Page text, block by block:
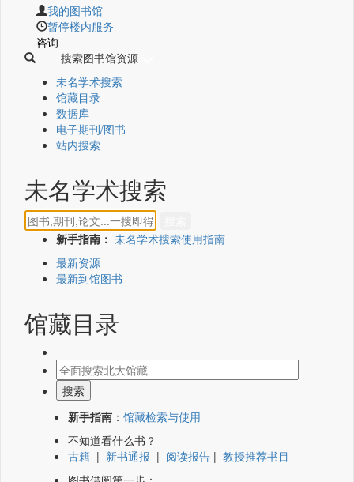
我的图书馆
暂停楼内服务
咨询
搜索图书馆资源
未名学术搜索
馆藏目录
数据库
电子期刊/图书
站内搜索
未名学术搜索
新手指南： 未名学术搜索使用指南
最新资源
最新到馆图书
馆藏目录
新手指南 ： 馆藏检索与使用
不知道看什么书？
古籍 | 新书通报 | 阅读报告 | 教授推荐书目